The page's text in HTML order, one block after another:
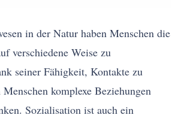
in der Natur haben Menschen die
verschiedene Weise zu
seiner Fähigkeit, Kontakte zu
komplexe Beziehungen
Sozialisation ist auch ein